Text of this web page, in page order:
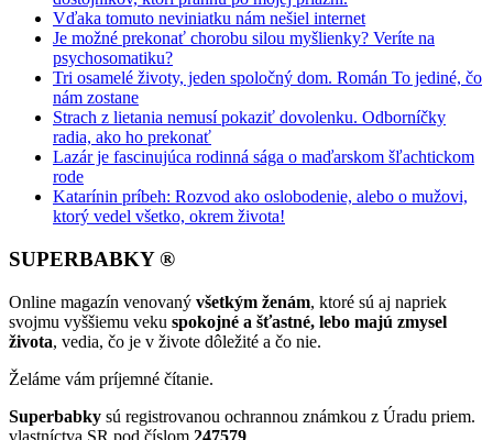
Vďaka tomuto neviniatku nám nešiel internet
Je možné prekonať chorobu silou myšlienky? Veríte na
psychosomatiku?
Tri osamelé životy, jeden spoločný dom. Román To jediné, čo
nám zostane
Strach z lietania nemusí pokaziť dovolenku. Odborníčky
radia, ako ho prekonať
Lazár je fascinujúca rodinná sága o maďarskom šľachtickom
rode
Katarínin príbeh: Rozvod ako oslobodenie, alebo o mužovi,
ktorý vedel všetko, okrem života!
SUPERBABKY ®
Online magazín venovaný všetkým ženám, ktoré sú aj napriek
svojmu vyššiemu veku spokojné a šťastné, lebo majú zmysel
života, vedia, čo je v živote dôležité a čo nie.
Želáme vám príjemné čítanie.
Superbabky sú registrovanou ochrannou známkou z Úradu priem.
vlastníctva SR pod číslom 247579